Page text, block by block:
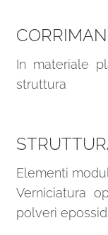
In materiale
struttura
Elementi
Verniciatura
polveri